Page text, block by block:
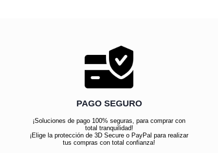
PAGO SEGURO
¡Soluciones de pago 100% seguras, para comprar con
total tranquilidad!
¡Elige la protección de 3D Secure o PayPal para realizar
tus compras con total confianza!